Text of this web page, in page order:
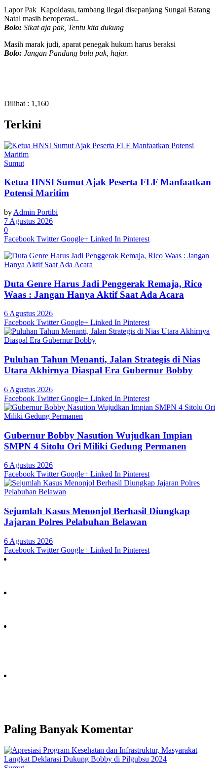
Lapor Pak Kapoldasu, tambang ilegal disepanjang Sungai Batang
Natal masih beroperasi..
Bolo: Sikat aja pak, Tentu kita dukung
Masih marak judi, aparat penegak hukum harus beraksi
Bolo: Jangan Pandang bulu pak, hajar.
Dilihat : 1,160
Terkini
Sumut
Ketua HNSI Sumut Ajak Peserta FLF Manfaatkan
Potensi Maritim
by Admin Portibi
7 Agustus 2026
0
Facebook Twitter Google+ Linked In Pinterest
Duta Genre Harus Jadi Penggerak Remaja, Rico
Waas : Jangan Hanya Aktif Saat Ada Acara
6 Agustus 2026
Facebook Twitter Google+ Linked In Pinterest
Puluhan Tahun Menanti, Jalan Strategis di Nias
Utara Akhirnya Diaspal Era Gubernur Bobby
6 Agustus 2026
Facebook Twitter Google+ Linked In Pinterest
Gubernur Bobby Nasution Wujudkan Impian
SMPN 4 Sitolu Ori Miliki Gedung Permanen
6 Agustus 2026
Facebook Twitter Google+ Linked In Pinterest
Sejumlah Kasus Menonjol Berhasil Diungkap
Jajaran Polres Pelabuhan Belawan
6 Agustus 2026
Facebook Twitter Google+ Linked In Pinterest
Paling Banyak Komentar